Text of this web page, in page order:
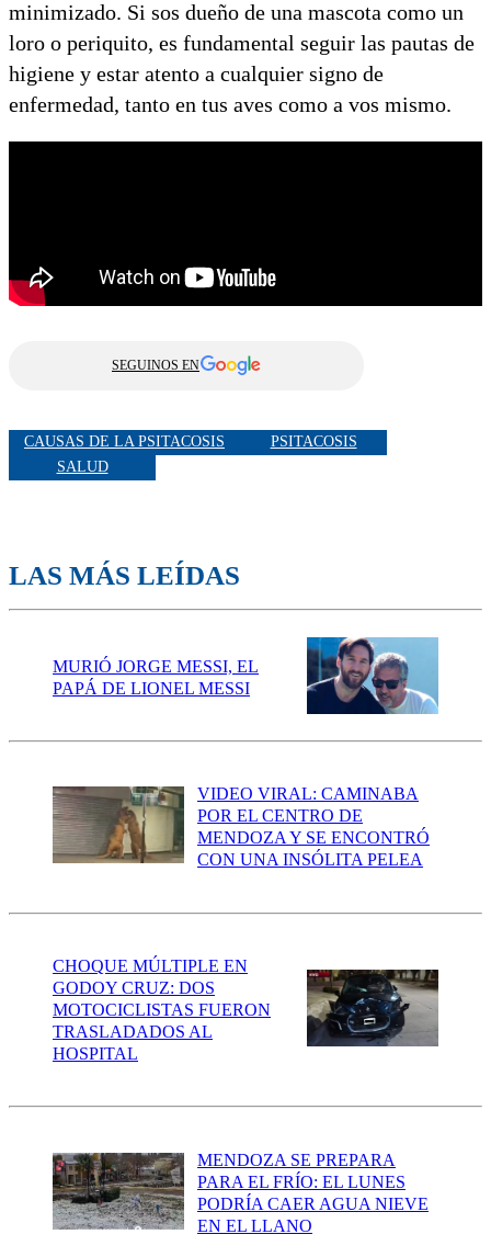
minimizado. Si sos dueño de una mascota como un
loro o periquito, es fundamental seguir las pautas de
higiene y estar atento a cualquier signo de
enfermedad, tanto en tus aves como a vos mismo.
SEGUINOS EN
CAUSAS DE LA PSITACOSIS
PSITACOSIS
SALUD
LAS MÁS LEÍDAS
MURIÓ JORGE MESSI, EL
PAPÁ DE LIONEL MESSI
VIDEO VIRAL: CAMINABA
POR EL CENTRO DE
MENDOZA Y SE ENCONTRÓ
CON UNA INSÓLITA PELEA
CHOQUE MÚLTIPLE EN
GODOY CRUZ: DOS
MOTOCICLISTAS FUERON
TRASLADADOS AL
HOSPITAL
MENDOZA SE PREPARA
PARA EL FRÍO: EL LUNES
PODRÍA CAER AGUA NIEVE
EN EL LLANO